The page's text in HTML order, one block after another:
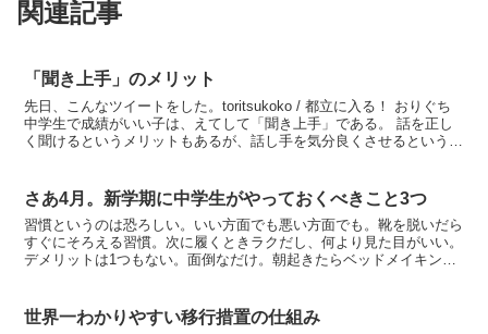
関連記事
「聞き上手」のメリット
先日、こんなツイートをした。toritsukoko / 都立に入る！ おりぐち
中学生で成績がいい子は、えてして「聞き上手」である。 話を正し
く聞けるというメリットもあるが、話し手を気分良くさせるという方
さあ4月。新学期に中学生がやっておくべきこと3つ
習慣というのは恐ろしい。いい方面でも悪い方面でも。靴を脱いだら
すぐにそろえる習慣。次に履くときラクだし、何より見た目がいい。
デメリットは1つもない。面倒なだけ。朝起きたらベッドメイキング
世界一わかりやすい移行措置の仕組み